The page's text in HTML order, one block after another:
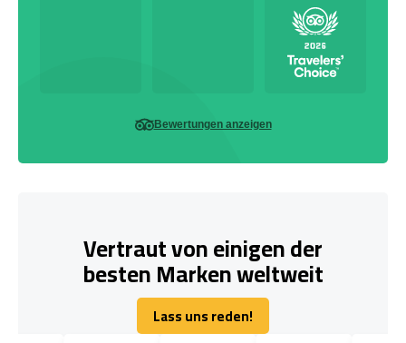
Bewertungen anzeigen
Vertraut von einigen der
besten Marken weltweit
Lass uns reden!
Lass uns reden!